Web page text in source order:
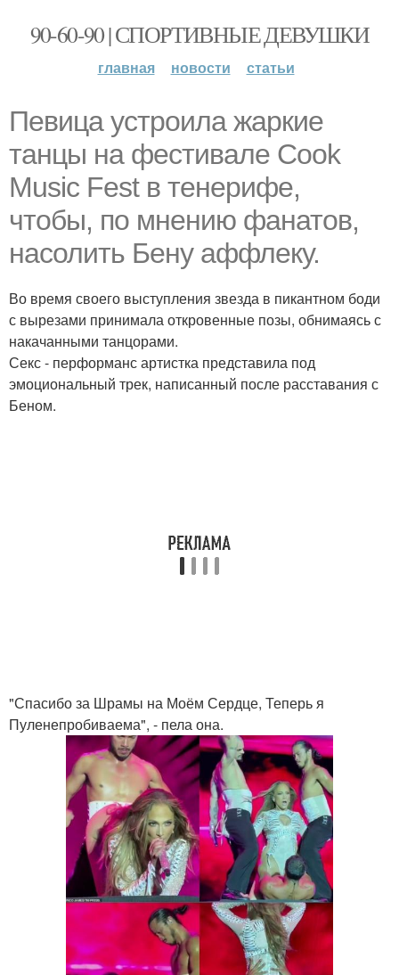
90-60-90 | СПОРТИВНЫЕ ДЕВУШКИ
главная новости статьи
Певица устроила жаркие
танцы на фестивале Cook
Music Fest в тенерифе,
чтобы, по мнению фанатов,
насолить Бену аффлеку.
Во время своего выступления звезда в пикантном боди
с вырезами принимала откровенные позы, обнимаясь с
накачанными танцорами.
Секс - перформанс артистка представила под
эмоциональный трек, написанный после расставания с
Беном.
"Спасибо за Шрамы на Моём Сердце, Теперь я
Пуленепробиваема", - пела она.